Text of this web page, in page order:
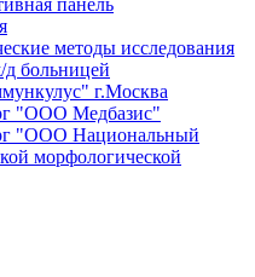
панель
методы исследования
д больницей
г.Москва
"ООО Медбазис"
"ООО Национальный
морфологической